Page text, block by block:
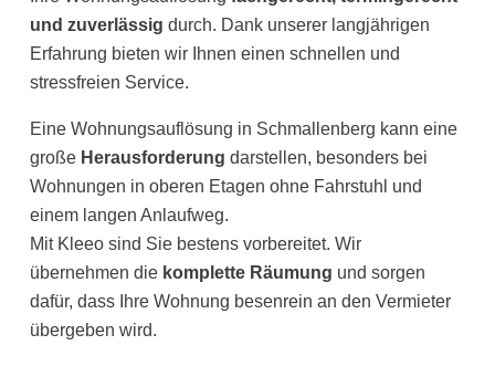
und zuverlässig durch. Dank unserer langjährigen
Erfahrung bieten wir Ihnen einen schnellen und
stressfreien Service.
Eine Wohnungsauflösung in Schmallenberg kann eine
große Herausforderung darstellen, besonders bei
Wohnungen in oberen Etagen ohne Fahrstuhl und
einem langen Anlaufweg.
Mit Kleeo sind Sie bestens vorbereitet. Wir
übernehmen die komplette Räumung und sorgen
dafür, dass Ihre Wohnung besenrein an den Vermieter
übergeben wird.